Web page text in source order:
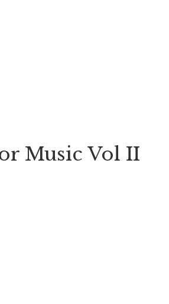
Music Vol II